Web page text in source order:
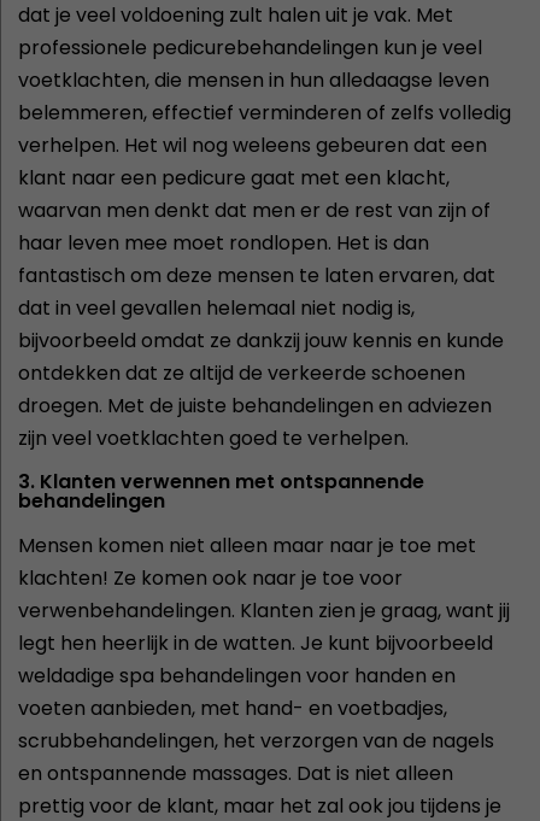
dat je veel voldoening zult halen uit je vak. Met
professionele pedicurebehandelingen kun je veel
voetklachten, die mensen in hun alledaagse leven
belemmeren, effectief verminderen of zelfs volledig
verhelpen. Het wil nog weleens gebeuren dat een
klant naar een pedicure gaat met een klacht,
waarvan men denkt dat men er de rest van zijn of
haar leven mee moet rondlopen. Het is dan
fantastisch om deze mensen te laten ervaren, dat
dat in veel gevallen helemaal niet nodig is,
bijvoorbeeld omdat ze dankzij jouw kennis en kunde
ontdekken dat ze altijd de verkeerde schoenen
droegen. Met de juiste behandelingen en adviezen
zijn veel voetklachten goed te verhelpen.
3. Klanten verwennen met ontspannende
behandelingen
Mensen komen niet alleen maar naar je toe met
klachten! Ze komen ook naar je toe voor
verwenbehandelingen. Klanten zien je graag, want jij
legt hen heerlijk in de watten. Je kunt bijvoorbeeld
weldadige spa behandelingen voor handen en
voeten aanbieden, met hand- en voetbadjes,
scrubbehandelingen, het verzorgen van de nagels
en ontspannende massages. Dat is niet alleen
prettig voor de klant, maar het zal ook jou tijdens je